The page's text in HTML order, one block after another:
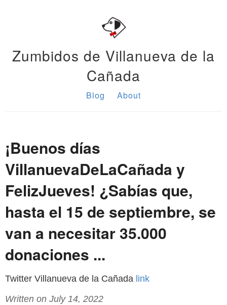
Zumbidos de Villanueva de la
Cañada
Blog About
¡Buenos días
VillanuevaDeLaCañada y
FelizJueves! ¿Sabías que,
hasta el 15 de septiembre, se
van a necesitar 35.000
donaciones ...
Twitter Villanueva de la Cañada link
Written on July 14, 2022